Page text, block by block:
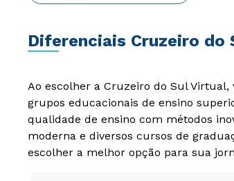
Diferenciais Cruzeiro do
Ao escolher a Cruzeiro do Sul
grupos educacionais de ensino
qualidade de ensino com métodos
moderna e diversos cursos de
escolher a melhor opção para sua